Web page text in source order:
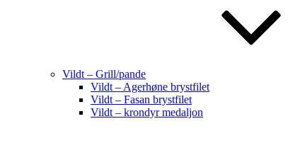
Vildt – Grill/pande
Vildt – Agerhøne brystfilet
Vildt – Fasan brystfilet
Vildt – krondyr medaljon